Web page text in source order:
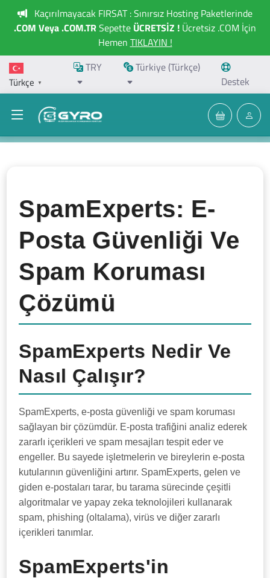
Kaçırılmayacak FIRSAT : Sınırsız Hosting Paketlerinde
.COM Veya .COM.TRSepette ÜCRETSİZ ! Ücretsiz .COM İçin
Hemen TIKLAYIN !
Türkçe ▼
TRY
Türkiye (Türkçe)
Destek
SpamExperts: E-
Posta Güvenliği Ve
Spam Koruması
Çözümü
SpamExperts Nedir Ve
Nasıl Çalışır?
SpamExperts, e-posta güvenliği ve spam koruması
sağlayan bir çözümdür. E-posta trafiğini analiz ederek
zararlı içerikleri ve spam mesajları tespit eder ve
engeller. Bu sayede işletmelerin ve bireylerin e-posta
kutularının güvenliğini artırır. SpamExperts, gelen ve
giden e-postaları tarar, bu tarama sürecinde çeşitli
algoritmalar ve yapay zeka teknolojileri kullanarak
spam, phishing (oltalama), virüs ve diğer zararlı
içerikleri tanımlar.
SpamExperts'in